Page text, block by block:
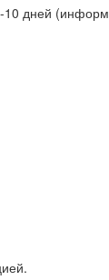
10 дней